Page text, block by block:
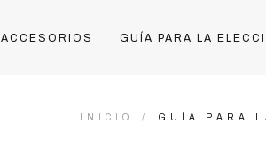
ACCESORIOS GUÍA PARA LA
INICIO GUÍA PARA